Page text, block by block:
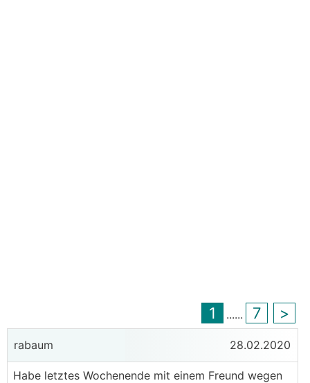
1 ...... 7 >
rabaum 28.02.2020
Habe letztes Wochenende mit einem Freund wegen